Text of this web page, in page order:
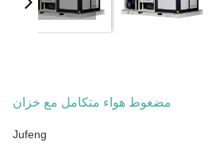
مضغوط هواء متكامل مع خزان
Jufeng